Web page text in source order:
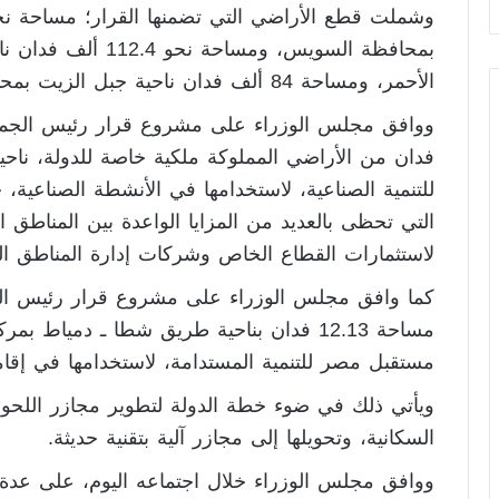
بمحافظة السويس،
الأحمر، ومساحة 84 ألف فدان ناحية جبل الزيت بمحافظة البحر الأحمر.
فدان من الأراضي المملوكة ملكية خاصة للدولة،
للتنمية الصناعية، لاستخدامها في الأنشطة
التي تحظى بالعديد من المزايا الواعدة بين المناطق
لاستثمارات القطاع الخاص وشركات إدارة المناطق
كما وافق مجلس الوزراء على مشروع قرار رئيس
مساحة 12.13 فدان بناحية طريق شطا ـ
مستقبل مصر للتنمية المستدامة، لاستخدامها
ويأتي ذلك في ضوء خطة الدولة لتطوير مجازر
السكانية، وتحويلها إلى مجازر آلية بتقنية حديثة.
ووافق مجلس الوزراء خلال اجتماعه اليوم، على